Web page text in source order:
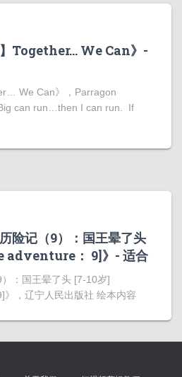
Together… We Can》-
We Can》，Parragon
can run…then I can run. If
险记（9）：国王晕了头
adventure： 9]》- 适合
：国王晕了头 [7-10岁]
，辽宁人民出版社 绘本内容